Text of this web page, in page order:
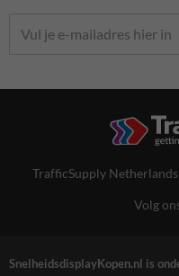
TrafficSupply Netherlands
Volg
SnelheidsdisplayKopen.nl is